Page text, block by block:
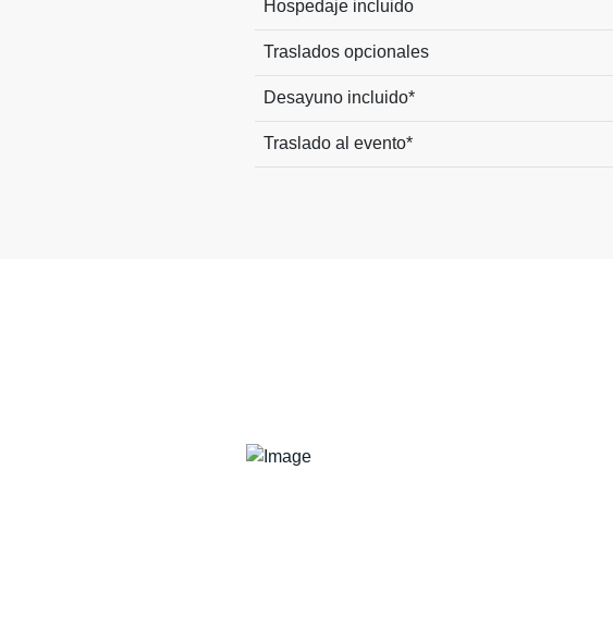
Hospedaje incluido
Traslados opcionales
Desayuno incluido*
Traslado al evento*